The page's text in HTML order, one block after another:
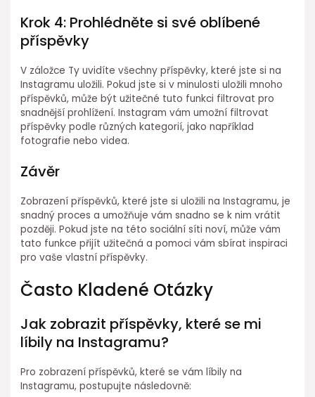
Krok 4: Prohlédněte si své oblíbené
příspěvky
V záložce Ty uvidíte všechny příspěvky, které jste si na
Instagramu uložili. Pokud jste si v minulosti uložili mnoho
příspěvků, může být užitečné tuto funkci filtrovat pro
snadnější prohlížení. Instagram vám umožní filtrovat
příspěvky podle různých kategorií, jako například
fotografie nebo videa.
Závěr
Zobrazení příspěvků, které jste si uložili na Instagramu, je
snadný proces a umožňuje vám snadno se k nim vrátit
později. Pokud jste na této sociální síti noví, může vám
tato funkce přijít užitečná a pomoci vám sbírat inspiraci
pro vaše vlastní příspěvky.
Často Kladené Otázky
Jak zobrazit příspěvky, které se mi
líbily na Instagramu?
Pro zobrazení příspěvků, které se vám líbily na
Instagramu, postupujte následovně: